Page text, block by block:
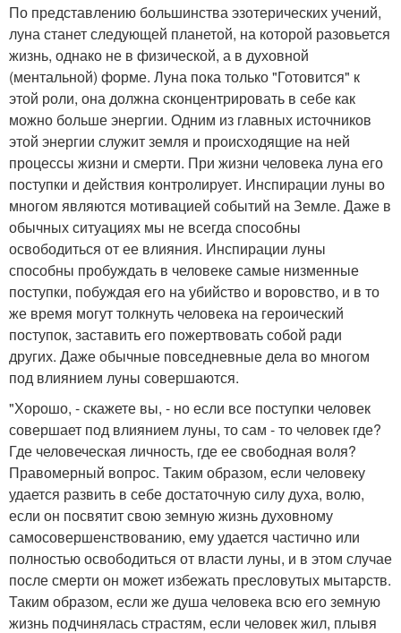
По представлению большинства эзотерических учений,
луна станет следующей планетой, на которой разовьется
жизнь, однако не в физической, а в духовной
(ментальной) форме. Луна пока только "Готовится" к
этой роли, она должна сконцентрировать в себе как
можно больше энергии. Одним из главных источников
этой энергии служит земля и происходящие на ней
процессы жизни и смерти. При жизни человека луна его
поступки и действия контролирует. Инспирации луны во
многом являются мотивацией событий на Земле. Даже в
обычных ситуациях мы не всегда способны
освободиться от ее влияния. Инспирации луны
способны пробуждать в человеке самые низменные
поступки, побуждая его на убийство и воровство, и в то
же время могут толкнуть человека на героический
поступок, заставить его пожертвовать собой ради
других. Даже обычные повседневные дела во многом
под влиянием луны совершаются.
"Хорошо, - скажете вы, - но если все поступки человек
совершает под влиянием луны, то сам - то человек где?
Где человеческая личность, где ее свободная воля?
Правомерный вопрос. Таким образом, если человеку
удается развить в себе достаточную силу духа, волю,
если он посвятит свою земную жизнь духовному
самосовершенствованию, ему удается частично или
полностью освободиться от власти луны, и в этом случае
после смерти он может избежать пресловутых мытарств.
Таким образом, если же душа человека всю его земную
жизнь подчинялась страстям, если человек жил, плывя